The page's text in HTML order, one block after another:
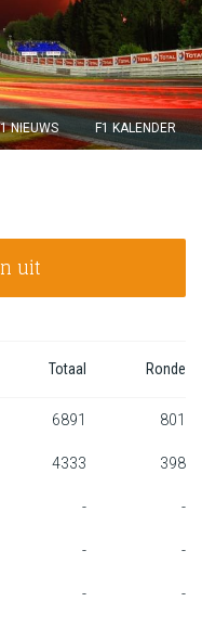
NIEUWS F1 KALENDER
uit
Totaal Ronde
6891 801
4333 398
- -
- -
- -